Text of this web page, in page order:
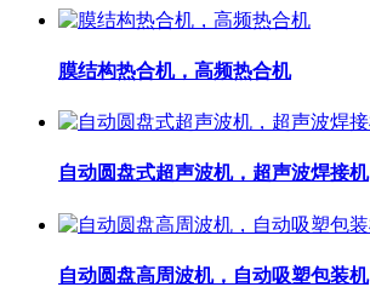
膜结构热合机，高频热合机
自动圆盘式超声波机，超声波焊接机
自动圆盘高周波机，自动吸塑包装机